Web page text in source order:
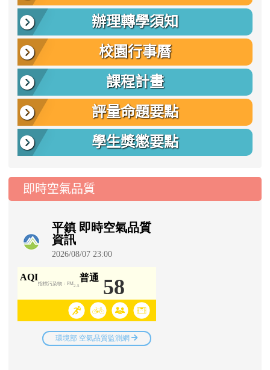
辦理轉學須知
校園行事曆
課程計畫
評量命題要點
學生獎懲要點
即時空氣品質